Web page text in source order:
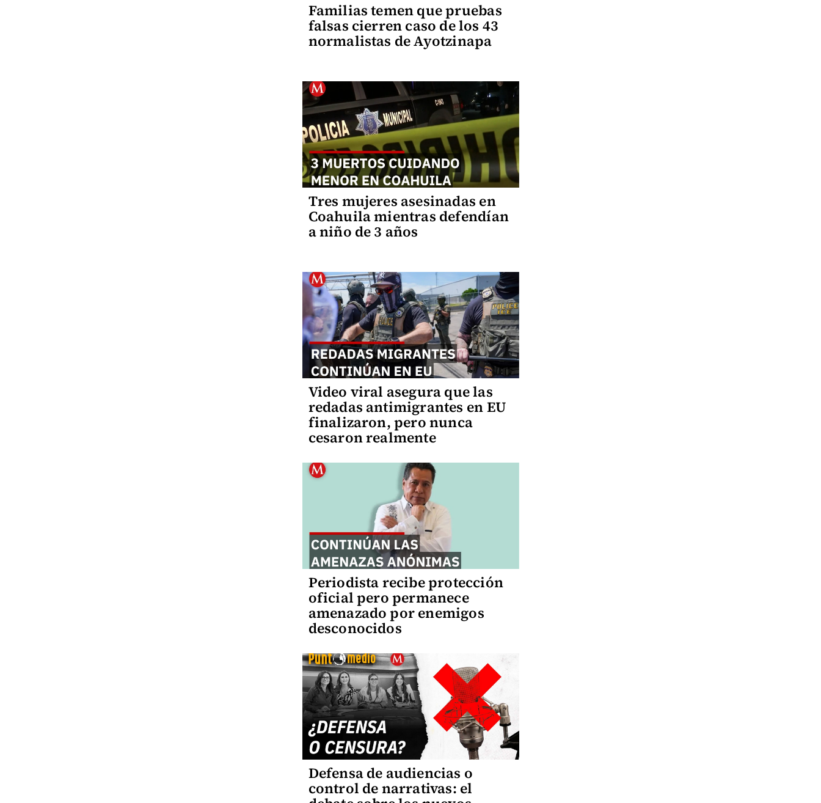
Familias temen que pruebas
falsas cierren caso de los 43
normalistas de Ayotzinapa
Tres mujeres asesinadas en
Coahuila mientras defendían
a niño de 3 años
Video viral asegura que las
redadas antimigrantes en EU
finalizaron, pero nunca
cesaron realmente
Periodista recibe protección
oficial pero permanece
amenazado por enemigos
desconocidos
Defensa de audiencias o
control de narrativas: el